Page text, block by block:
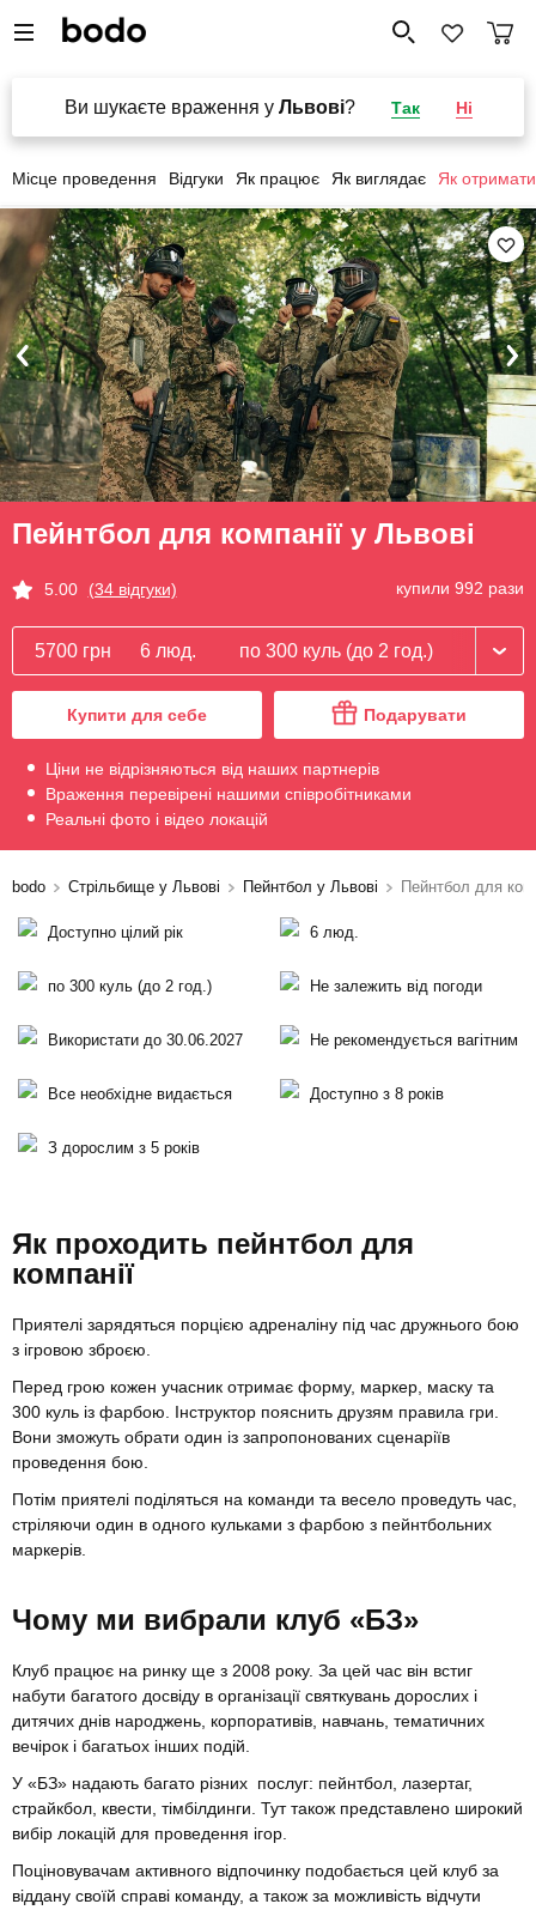
Ви шукаєте враження у Львові? Так Ні
Місце проведення Відгуки Як працює Як виглядає Як отримати
Пейнтбол для компанії у Львові
5.00 (34 відгуки) купили 992 рази
5700 грн 6 люд. по 300 куль (до 2 год.)
Купити для себе Подарувати
Ціни не відрізняються від наших партнерів
Враження перевірені нашими співробітниками
Реальні фото і відео локацій
bodo Стрільбище у Львові Пейнтбол у Львові Пейнтбол для
Доступно цілий рік 6 люд.
по 300 куль (до 2 год.) Не залежить від погоди
Використати до 30.06.2027 Не рекомендується вагітним
Все необхідне видається Доступно з 8 років
З дорослим з 5 років
Як проходить пейнтбол для
компанії
Приятелі зарядяться порцією адреналіну під час дружнього бою
з ігровою зброєю.
Перед грою кожен учасник отримає форму, маркер, маску та
300 куль із фарбою. Інструктор пояснить друзям правила гри.
Вони зможуть обрати один із запропонованих сценаріїв
проведення бою.
Потім приятелі поділяться на команди та весело проведуть час,
стріляючи один в одного кульками з фарбою з пейнтбольних
маркерів.
Чому ми вибрали клуб «БЗ»
Клуб працює на ринку ще з 2008 року. За цей час він встиг
набути багатого досвіду в організації святкувань дорослих і
дитячих днів народжень, корпоративів, навчань, тематичних
вечірок і багатьох інших подій.
У «БЗ» надають багато різних послуг: пейнтбол, лазертаг,
страйкбол, квести, тімбілдинги. Тут також представлено широкий
вибір локацій для проведення ігор.
Поціновувачам активного відпочинку подобається цей клуб за
віддану своїй справі команду, а також за можливість відчути